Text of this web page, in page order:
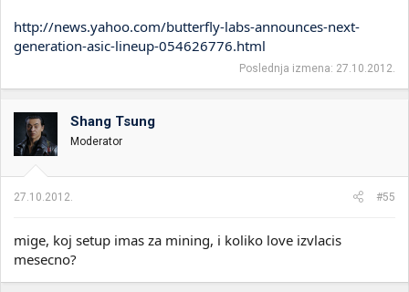
http://news.yahoo.com/butterfly-labs-announces-next-
generation-asic-lineup-054626776.html
Poslednja izmena: 27.10.2012.
Shang Tsung
Moderator
27.10.2012. #55
mige, koj setup imas za mining, i koliko love izvlacis
mesecno?